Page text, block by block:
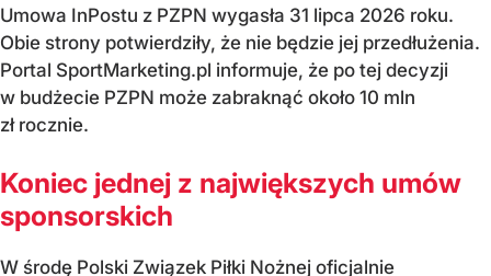
Umowa InPostu z PZPN wygasła 31 lipca 2026 roku.
Obie strony potwierdziły, że nie będzie jej przedłużenia.
Portal SportMarketing.pl informuje, że po tej decyzji
w budżecie PZPN może zabraknąć około 10 mln
zł rocznie.
Koniec jednej z największych umów
sponsorskich
W środę Polski Związek Piłki Nożnej oficjalnie